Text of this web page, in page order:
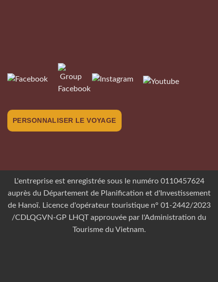
PERSONNALISER LE VOYAGE
L'entreprise est enregistrée sous le numéro 0110457624
auprès du Département de Planification et d'Investissement
de Hanoï. Licence d'opérateur touristique n° 01-2442/2023
/CDLQGVN-GP LHQT approuvée par l'Administration du
Tourisme du Vietnam.